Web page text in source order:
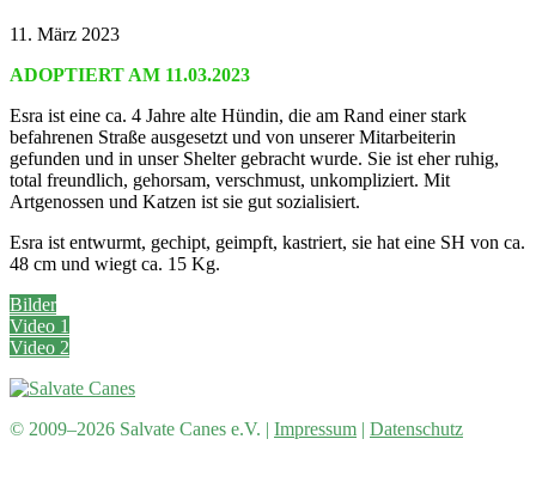
11. März 2023
ADOPTIERT AM 11.03.2023
Esra ist eine ca. 4 Jahre alte Hündin, die am Rand einer stark
befahrenen Straße ausgesetzt und von unserer Mitarbeiterin
gefunden und in unser Shelter gebracht wurde. Sie ist eher ruhig,
total freundlich, gehorsam, verschmust, unkompliziert. Mit
Artgenossen und Katzen ist sie gut sozialisiert.
Esra ist entwurmt, gechipt, geimpft, kastriert, sie hat eine SH von ca.
48 cm und wiegt ca. 15 Kg.
Bilder
Video 1
Video 2
© 2009–2026 Salvate Canes e.V. | Impressum | Datenschutz